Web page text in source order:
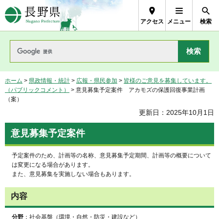
長野県Nagano Prefecture
アクセス メニュー 検索
ホーム > 県政情報・統計 > 広報・県民参加 > 皆様のご意見を募集しています。
（パブリックコメント）
> 意見募集予定案件 アカモズの保護回復事業計画
（案）
更新日：2025年10月1日
意見募集予定案件
予定案件のため、計画等の名称、意見募集予定期間、計画等の概要について
は変更になる場合があります。
また、意見募集を実施しない場合もあります。
内容
分野 ：社会基盤（環境・自然・防災・建設など）